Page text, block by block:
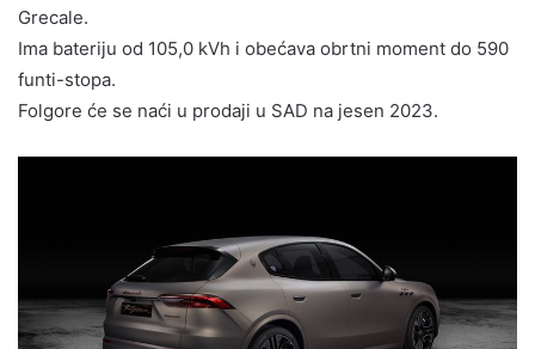
Grecale.
Ima bateriju od 105,0 kVh i obećava obrtni moment do 590
funti-stopa.
Folgore će se naći u prodaji u SAD na jesen 2023.